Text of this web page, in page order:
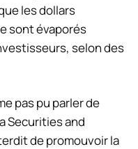
les dollars
sont évaporés
selon des
pas pu parler de
Securities and
de promouvoir la